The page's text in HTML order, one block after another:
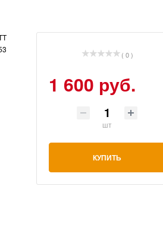
( 0 )
1 600 руб.
шт
КУПИТЬ